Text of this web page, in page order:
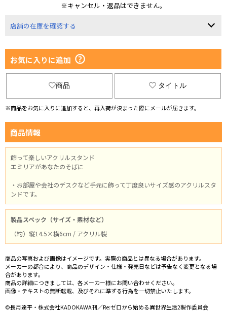
※キャンセル・返品はできません。
店舗の在庫を確認する
お気に入りに追加
商品 タイトル
※商品をお気に入りに追加すると、再入荷が決まった際にメールが届きます。
商品情報
飾って楽しいアクリルスタンド
エミリアがあなたのそばに
・お部屋や会社のデスクなど手元に飾って丁度良いサイズ感のアクリルスタ
ンドです。
製品スペック（サイズ・素材など）
（約）縦14.5×横6cm / アクリル製
商品の写真および画像はイメージです。実際の商品とは異なる場合があります。
メーカーの都合により、商品のデザイン・仕様・発売日などは予告なく変更となる場
合があります。
商品の詳細につきましては、各メーカー様にお問い合わせください。
画像・テキストの無断転載、及びそれに準ずる行為を一切禁止いたします。
©長月達平・株式会社KADOKAWA刊／Re:ゼロから始める異世界生活2製作委員会